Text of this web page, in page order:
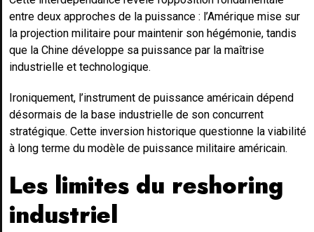
entre deux approches de la puissance : l’Amérique mise sur
la projection militaire pour maintenir son hégémonie, tandis
que la Chine développe sa puissance par la maîtrise
industrielle et technologique.
Ironiquement, l’instrument de puissance américain dépend
désormais de la base industrielle de son concurrent
stratégique. Cette inversion historique questionne la viabilité
à long terme du modèle de puissance militaire américain.
Les limites du reshoring
industriel